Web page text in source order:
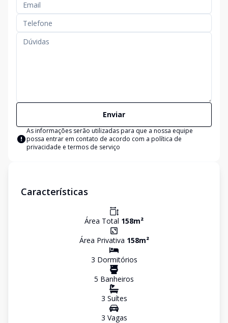
Enviar
As informações serão utilizadas para que a nossa equipe
possa entrar em contato de acordo com a política de
privacidade e termos de serviço
Características
Área Total 158m²
Área Privativa 158m²
3 Dormitórios
5 Banheiros
3 Suítes
3 Vagas